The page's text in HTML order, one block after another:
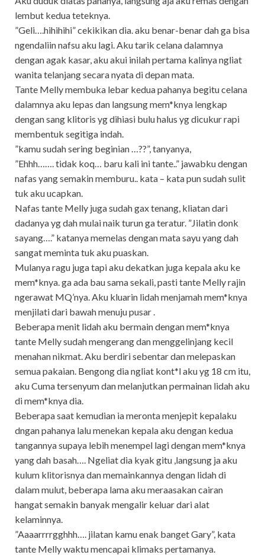
lembut kedua teteknya.
”Geli….hihihihi” cekikikan dia. aku benar-benar dah ga bisa
ngendaliin nafsu aku lagi. Aku tarik celana dalamnya
dengan agak kasar, aku akui inilah pertama kalinya ngliat
wanita telanjang secara nyata di depan mata.
Tante Melly membuka lebar kedua pahanya begitu celana
dalamnya aku lepas dan langsung mem*knya lengkap
dengan sang klitoris yg dihiasi bulu halus yg dicukur rapi
membentuk segitiga indah.
”kamu sudah sering beginian …??”, tanyanya,
”Ehhh……. tidak koq… baru kali ini tante..” jawabku dengan
nafas yang semakin memburu.. kata – kata pun sudah sulit
tuk aku ucapkan.
Nafas tante Melly juga sudah gax tenang, kliatan dari
dadanya yg dah mulai naik turun ga teratur. ”Jilatin donk
sayang….” katanya memelas dengan mata sayu yang dah
sangat meminta tuk aku puaskan.
Mulanya ragu juga tapi aku dekatkan juga kepala aku ke
mem*knya. ga ada bau sama sekali, pasti tante Melly rajin
ngerawat MQ’nya. Aku kluarin lidah menjamah mem*knya
menjilati dari bawah menuju pusar .
Beberapa menit lidah aku bermain dengan mem*knya
tante Melly sudah mengerang dan menggelinjang kecil
menahan nikmat. Aku berdiri sebentar dan melepaskan
semua pakaian. Bengong dia ngliat kont*l aku yg 18 cm itu,
aku Cuma tersenyum dan melanjutkan permainan lidah aku
di mem*knya dia.
Beberapa saat kemudian ia meronta menjepit kepalaku
dngan pahanya lalu menekan kepala aku dengan kedua
tangannya supaya lebih menempel lagi dengan mem*knya
yang dah basah…. Ngeliat dia kyak gitu ,langsung ja aku
kulum klitorisnya dan memainkannya dengan lidah di
dalam mulut, beberapa lama aku meraasakan cairan
hangat semakin banyak mengalir keluar dari alat
kelaminnya.
”Aaaarrrrgghhh…. jilatan kamu enak banget Gary”, kata
tante Melly waktu mencapai klimaks pertamanya.